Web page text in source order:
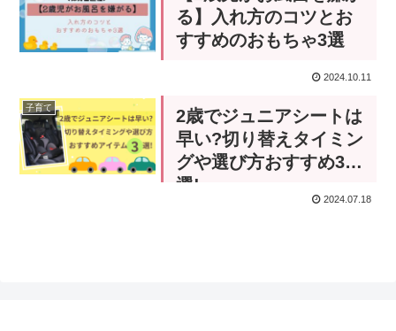
る】入れ方のコツとお
すすめのおもちゃ3選
2024.10.11
子育て
2歳でジュニアシートは
早い?切り替えタイミン
グや選び方おすすめ3
選!
2024.07.18